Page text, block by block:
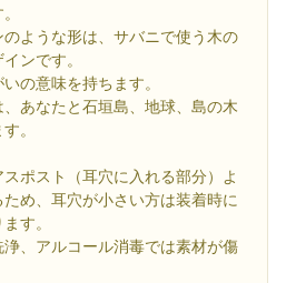
ような形は、サバニで使う木の
ンです。
の意味を持ちます。
あなたと石垣島、地球、島の木
。
ポスト（耳穴に入れる部分）よ
め、耳穴が小さい方は装着時に
す。
、アルコール消毒では素材が傷